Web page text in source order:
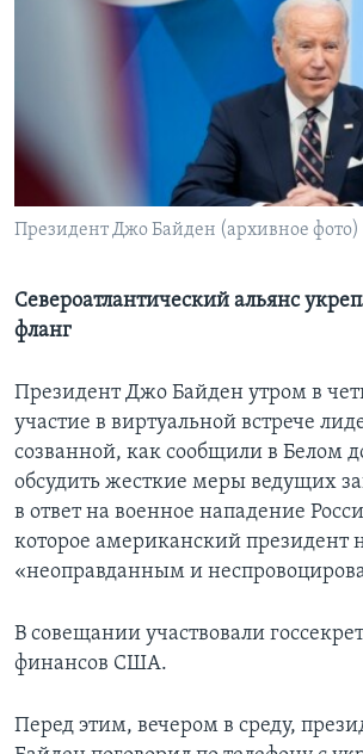
Learning English
Президент Джо Байден (архивное фото)
Североатлантический альянс
фланг
Президент Джо Байден утром в
участие в виртуальной встрече
созванной, как сообщили в Белом
обсудить жесткие меры ведущих
в ответ на военное нападение
которое американский президент
«неоправданным и
В совещании участвовали
финансов США.
Перед этим, вечером в среду,